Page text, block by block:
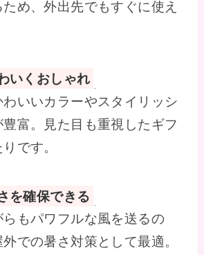
め、外出先でもすぐに使え
いくおしゃれ
いいカラーやスタイリッシ
豊富。見た目も重視したギフ
です。
を確保できる
もパワフルな風を送るの
での暑さ対策として最適。